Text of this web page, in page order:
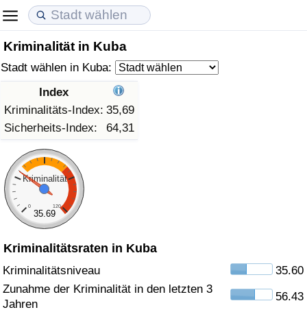
Kriminalität in Kuba
Stadt wählen in Kuba:
Index
Kriminalitäts-Index: 35,69
Sicherheits-Index:
64,31
Kriminalität
0 120
35.69
Kriminalitätsraten in Kuba
Kriminalitätsniveau
35.60
Zunahme der Kriminalität in den letzten 3
Jahren
56.43
Lebenshaltungskosten
Lebenshaltungskosten-Index (aktuell)
Lebenshaltungskosten-Index
Lebenshaltungskosten-Index nach Land
in Akaba
Immobilienpreise
Immobilienpreis-Index (aktuell)
Immobilienpreis-Index
Immobilienpreis-Index nach Land
Lebensqualität
Lebensqualität-Index
Lebensqualität-Index (aktuell)
Lebensqualitätsindex nach Land
Kriminalität
Kriminalitäts-Index (aktuell)
Kriminalitätsindex nach Land